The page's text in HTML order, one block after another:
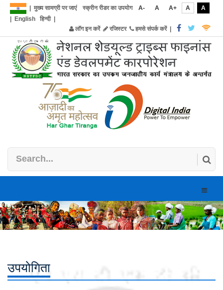
मुख्य सामग्री पर जाएं स्क्रीन रीडर का उपयोग A- A A+ A
A
English हिन्दी|
लॉग इन करें
रजिस्टर हमसे संपर्क करें|
Toggle
उपयोगिता